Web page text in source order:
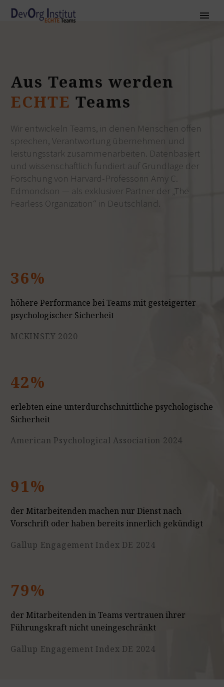
Aus Teams werden
ECHTE Teams
Wir entwickeln Teams, in denen Menschen offen
sprechen, Verantwortung übernehmen und
leistungsstark zusammenarbeiten. Datenbasiert
und wissenschaftlich fundiert auf Grundlage der
Forschung von Harvard-Professorin Amy C.
Edmondson — als exklusiver Partner der „The
Fearless Organization“ in Deutschland.
36%
höhere Performance bei Teams mit gesteigerter
psychologischer Sicherheit
MCKINSEY 2020
42%
erlebten eine unterdurchschnittliche psychologische
Sicherheit
American Psychological Association 2024
91%
der Mitarbeitenden machen nur Dienst nach
Vorschrift oder haben bereits innerlich gekündigt
Gallup Engagement Index DE 2024
79%
der Mitarbeitenden in Teams vertrauen ihrer
Führungskraft nicht uneingeschränkt
Gallup Engagement Index DE 2024